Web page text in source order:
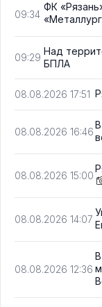
09:34
ФК
09:29
Над
БПЛА
08.08.2026 17:51
08.08.2026 16:46
08.08.2026 15:00
08.08.2026 14:07
08.08.2026 12:36